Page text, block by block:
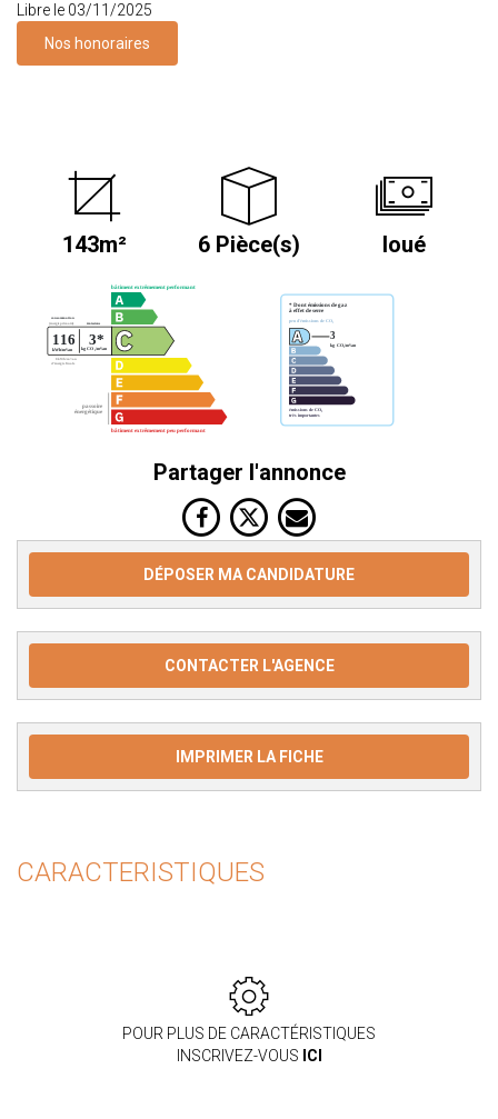
Libre le 03/11/2025
Nos honoraires
143m² 6 Pièce(s) loué
Partager l'annonce
DÉPOSER MA CANDIDATURE
CONTACTER L'AGENCE
IMPRIMER LA FICHE
CARACTERISTIQUES
POUR PLUS DE CARACTÉRISTIQUES
INSCRIVEZ-VOUS ICI